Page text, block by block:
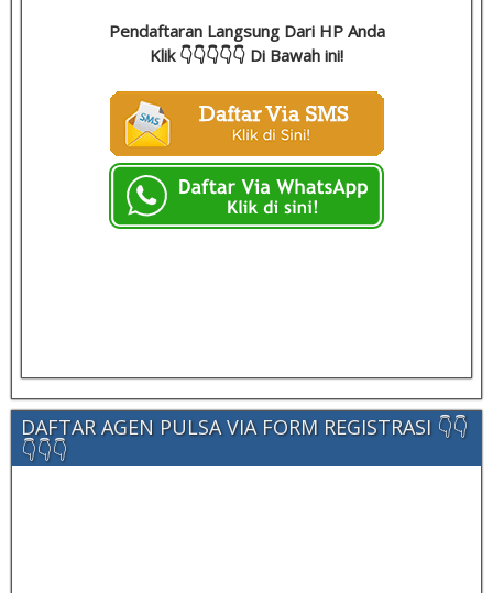
Pendaftaran Langsung Dari HP Anda
Klik 👇👇👇👇👇 Di Bawah ini!
DAFTAR AGEN PULSA VIA FORM REGISTRASI 👇👇
👇👇👇